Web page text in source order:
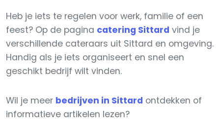
Heb je iets te regelen voor werk, familie of een
feest? Op de pagina catering Sittard vind je
verschillende cateraars uit Sittard en omgeving.
Handig als je iets organiseert en snel een
geschikt bedrijf wilt vinden.
Wil je meer bedrijven in Sittard ontdekken of
informatieve artikelen lezen?